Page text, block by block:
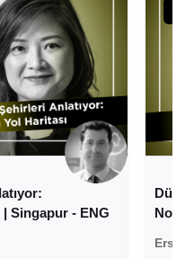
| Singapur - ENG
Ersoy